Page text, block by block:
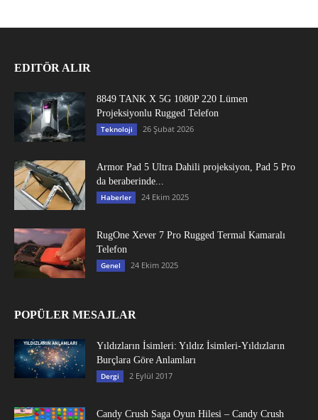
EDITÖR ALIR
8849 TANK X 5G 1080P 220 Lümen
Projeksiyonlu Rugged Telefon
Teknoloji 26 Şubat 2026
Armor Pad 5 Ultra Dahili projeksiyon, Pad 5 Pro
da beraberinde...
Haberler 24 Ekim 2025
RugOne Xever 7 Pro Rugged Termal Kamaralı
Telefon
Genel 24 Ekim 2025
POPÜLER MESAJLAR
Yıldızların İsimleri: Yıldız İsimleri-Yıldızların
Burçlara Göre Anlamları
Dergi 2 Eylül 2017
Candy Crush Saga Oyun Hilesi – Candy Crush